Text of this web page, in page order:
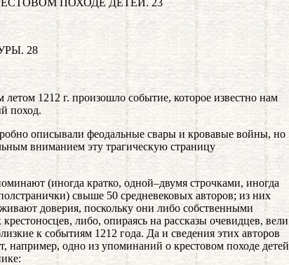
28
1212 г. произошло событие, которое известно нам
поход.
описывали феодальные свары и кровавые войны, но
вниманием эту трагическую страницу
(иногда кратко, одной–двумя строчками, иногда
свыше 50 средневековых авторов; из них
доверия, поскольку они либо собственными
либо, опираясь на рассказы очевидцев, вели
к событиям 1212 года. Да и сведения этих авторов
например, одно из упоминаний о крестовом походе детей